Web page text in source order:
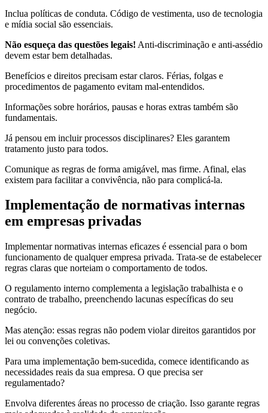
Inclua políticas de conduta. Código de vestimenta, uso de tecnologia
e mídia social são essenciais.
Não esqueça das questões legais! Anti-discriminação e anti-assédio
devem estar bem detalhadas.
Benefícios e direitos precisam estar claros. Férias, folgas e
procedimentos de pagamento evitam mal-entendidos.
Informações sobre horários, pausas e horas extras também são
fundamentais.
Já pensou em incluir processos disciplinares? Eles garantem
tratamento justo para todos.
Comunique as regras de forma amigável, mas firme. Afinal, elas
existem para facilitar a convivência, não para complicá-la.
Implementação de normativas internas
em empresas privadas
Implementar normativas internas eficazes é essencial para o bom
funcionamento de qualquer empresa privada. Trata-se de estabelecer
regras claras que norteiam o comportamento de todos.
O regulamento interno complementa a legislação trabalhista e o
contrato de trabalho, preenchendo lacunas específicas do seu
negócio.
Mas atenção: essas regras não podem violar direitos garantidos por
lei ou convenções coletivas.
Para uma implementação bem-sucedida, comece identificando as
necessidades reais da sua empresa. O que precisa ser
regulamentado?
Envolva diferentes áreas no processo de criação. Isso garante regras